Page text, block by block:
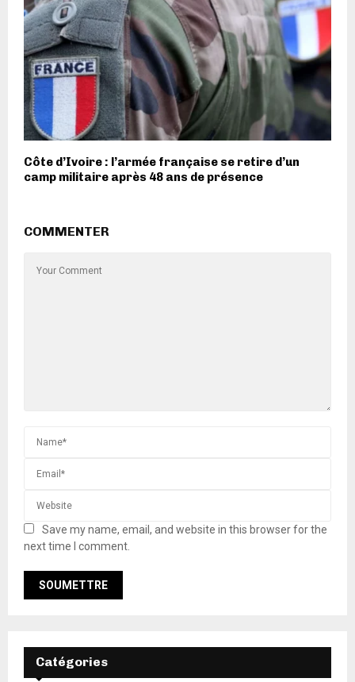
Côte d’Ivoire : l’armée française se retire d’un
camp militaire après 48 ans de présence
COMMENTER
Save my name, email, and website in this browser for the
next time I comment.
Catégories